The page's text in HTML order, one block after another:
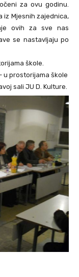
za ovu godinu.
iz Mjesnih zajednica,
ovih za sve nas
se nastavljaju po
škole.
u prostorijama škole
sali JU D. Kulture.